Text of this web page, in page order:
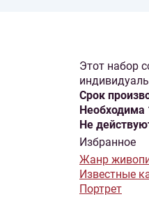
Этот набор
Cрок
Необходима
Не
Избранное
Жанр
Известные
Портрет